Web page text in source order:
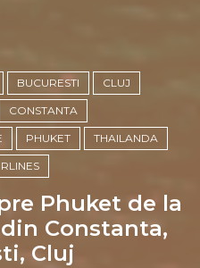
BUCURESTI CLUJ
CONSTANTA
PHUKET THAILANDA
Phuket de la
Constanta,
Cluj